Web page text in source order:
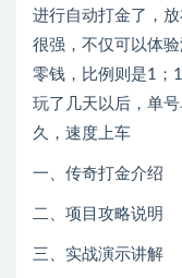
进行自动打金了，
很强，不仅可以体
零钱，比例则是1；
玩了几天以后，单
久，速度上车
一、传奇打金介绍
二、项目攻略说明
三、实战演示讲解